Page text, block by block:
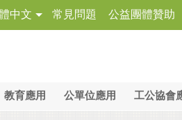
中文 常見問題 公益團體贊助
教育應用 公單位應用 工公協會